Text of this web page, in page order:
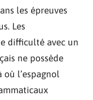
les épreuves
Les
difficulté avec un
ne possède
où l’espagnol